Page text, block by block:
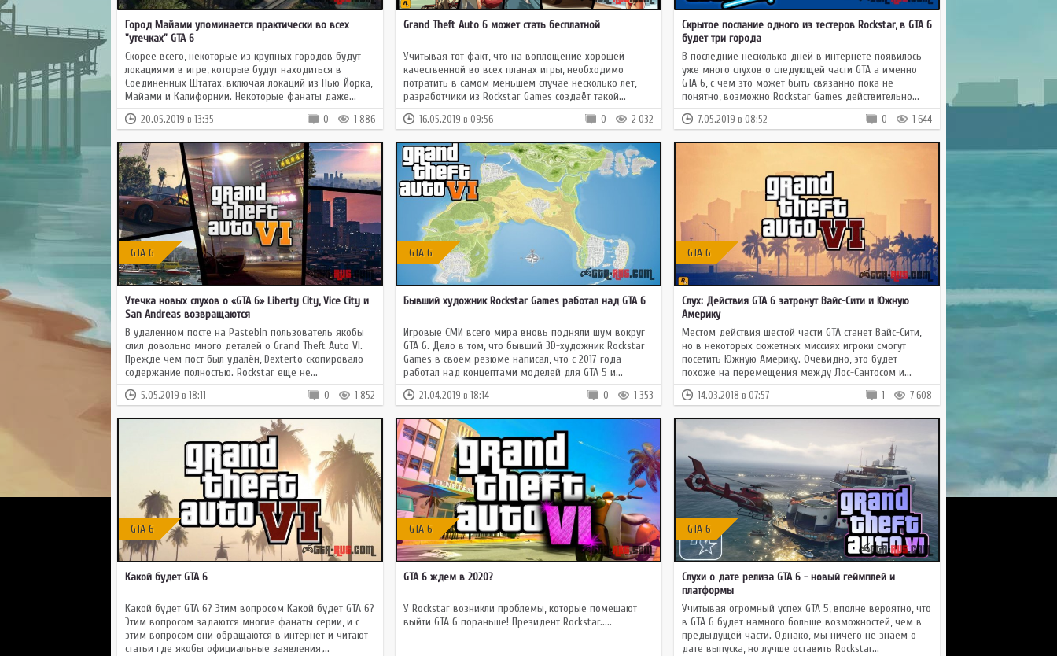
GTA 3
GTA SAMP
Multi Theft Auto
GTA CR-MP
Multi Theft Auto
0.3z
SA-MP
SA-MP
0.3e
SA-MP
0.3d
SA-MP
0.3c
SA-MP
0.3a
SA-MP
0.2X
SA-MP
0.2.2
MTA 1.4
MTA 1.3.5
MTA 1.3.4
MTA 1.3.3
MTA 1.3.2
MTA 1.3.1
Город Майами упоминается практически во всех
"утечках" GTA 6
Скорее всего, некоторые из крупных городов будут
локациями в игре, которые будут находиться в
Соединенных Штатах, включая локаций из Нью-Йорка,
Майами и Калифорнии. Некоторые фанаты даже...
20.05.2019 в 13:35 1 886
0
Grand Theft Auto 6 может стать бесплатной
Учитывая тот факт, что на воплощение хорошей
качественной во всех планах игры, необходимо
потратить в самом меньшем случае несколько лет,
разработчики из Rockstar Games создаёт такой...
16.05.2019 в 09:56 2 032
0
Скрытое послание одного из тестеров Rockstar, в GTA 6
будет три города
В последние несколько дней в интернете появилось
уже много слухов о следующей части GTA а именно
GTA 6, с чем это может быть связанно пока не
понятно, возможно Rockstar Games действительно...
7.05.2019 в 08:52 1 644
0
GTA 6
Утечка новыx слухов о «GTA 6» Liberty City, Vice City и
San Andreas возвращаются
В удаленном посте на Pastebin пользователь якобы
слил довольно много деталей о Grand Theft Auto VI.
Прежде чем пост был удалён, Dexterto скопировало
содержание полностью. Rockstar еще не...
5.05.2019 в 18:11 1 852
0
GTA 6
Бывший художник Rockstar Games работал над GTA 6
Игровые СМИ всего мира вновь подняли шум вокруг
GTA 6. Дело в том, что бывший 3D-художник Rockstar
Games в своем резюме написал, что с 2017 года
работал над концептами моделей для GTA 5 и...
21.04.2019 в 18:14 1 353
0
GTA 6
Слух: Действия GTA 6 затронут Вайс-Сити и Южную
Америку
Местом действия шестой части GTA станет Вайс-Сити,
но в некоторых сюжетных миссиях игроки смогут
посетить Южную Америку. Очевидно, это будет
похоже на перемещения между Лос-Сантосом и...
14.03.2018 в 07:57 7 608
1
GTA 6
Какой будет GTA 6
Какой будет GTA 6? Этим вопросом Какой будет GTA 6?
Этим вопросом задаются многие фанаты серии, и с
этим вопросом они обращаются в интернет и читают
статьи где якобы официальные заявления,...
GTA 6
GTA 6 ждем в 2020?
У Rockstar возникли проблемы, которые помешают
выйти GTA 6 пораньше! Президент Rockstar.....
GTA 6
Слухи о дате релиза GTA 6 - новый геймплей и
платформы
Учитывая огромный успех GTA 5, вполне вероятно, что
в GTA 6 будет намного больше возможностей, чем в
предыдущей части. Однако, мы ничего не знаем о
дате выпуска, но лучше оставить Rockstar...